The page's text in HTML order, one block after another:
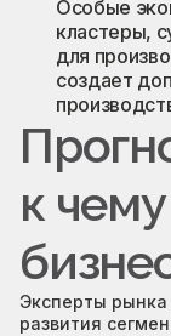
Особые
кластеры,
для
создает
к
Эксперты
развития